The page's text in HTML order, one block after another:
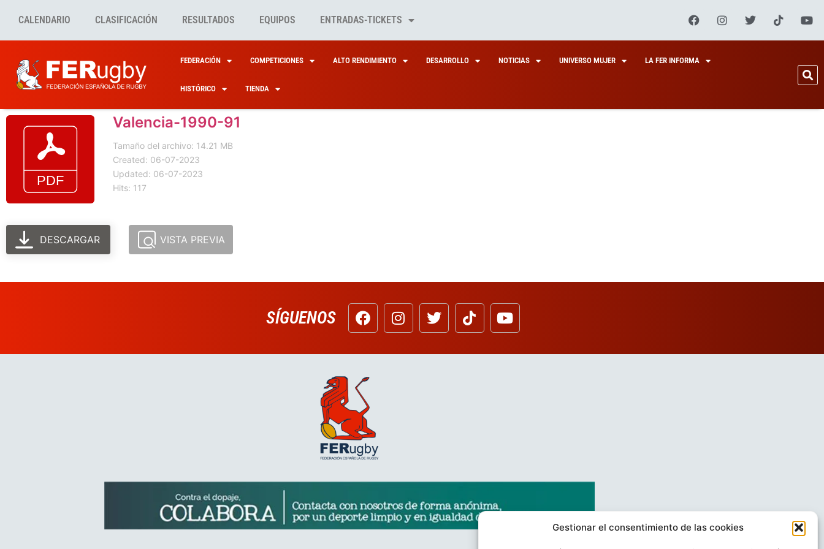
Gestionar el consentimiento de las cookies
CALENDARIO CLASIFICACIÓN RESULTADOS EQUIPOS ENTRADAS-TICKETS
FEDERACIÓN COMPETICIONES ALTO RENDIMIENTO DESARROLLO NOTICIAS UNIVERSO MUJER LA FER INFORMA
HISTÓRICO TIENDA
Valencia-1990-91
Tamaño del archivo: 14.21 MB
Created: 06-07-2023
Updated: 06-07-2023
Hits: 117
DESCARGAR VISTA PREVIA
SÍGUENOS